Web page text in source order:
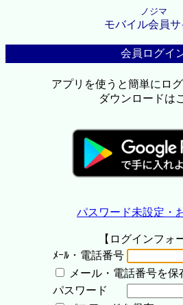
ノジマ
モバイル会員サ
会員ログイ
アプリを使うと簡単にロ
ダウンロードは
パスワード未設定・
【ログインフォ
ﾒｰﾙ・電話番号
メール・電話番号を保
パスワード